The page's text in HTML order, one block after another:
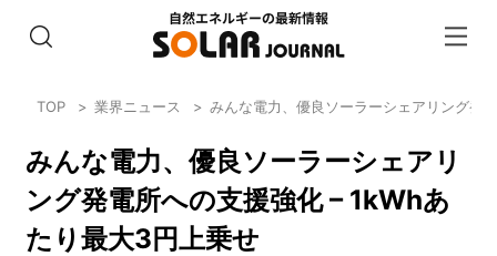
TOP 業界ニュース みんな電力、優良ソーラーシェアリング発
みんな電力、優良ソーラーシェアリ
ング発電所への支援強化 – 1kWhあ
たり最大3円上乗せ